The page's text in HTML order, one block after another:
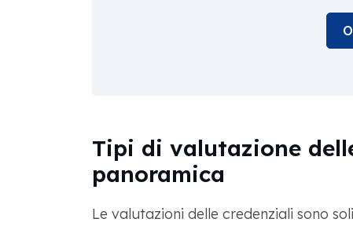
Tipi di valutazione
panoramica
Le valutazioni delle credenziali sono